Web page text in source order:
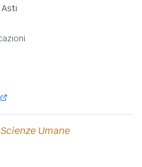
Umane